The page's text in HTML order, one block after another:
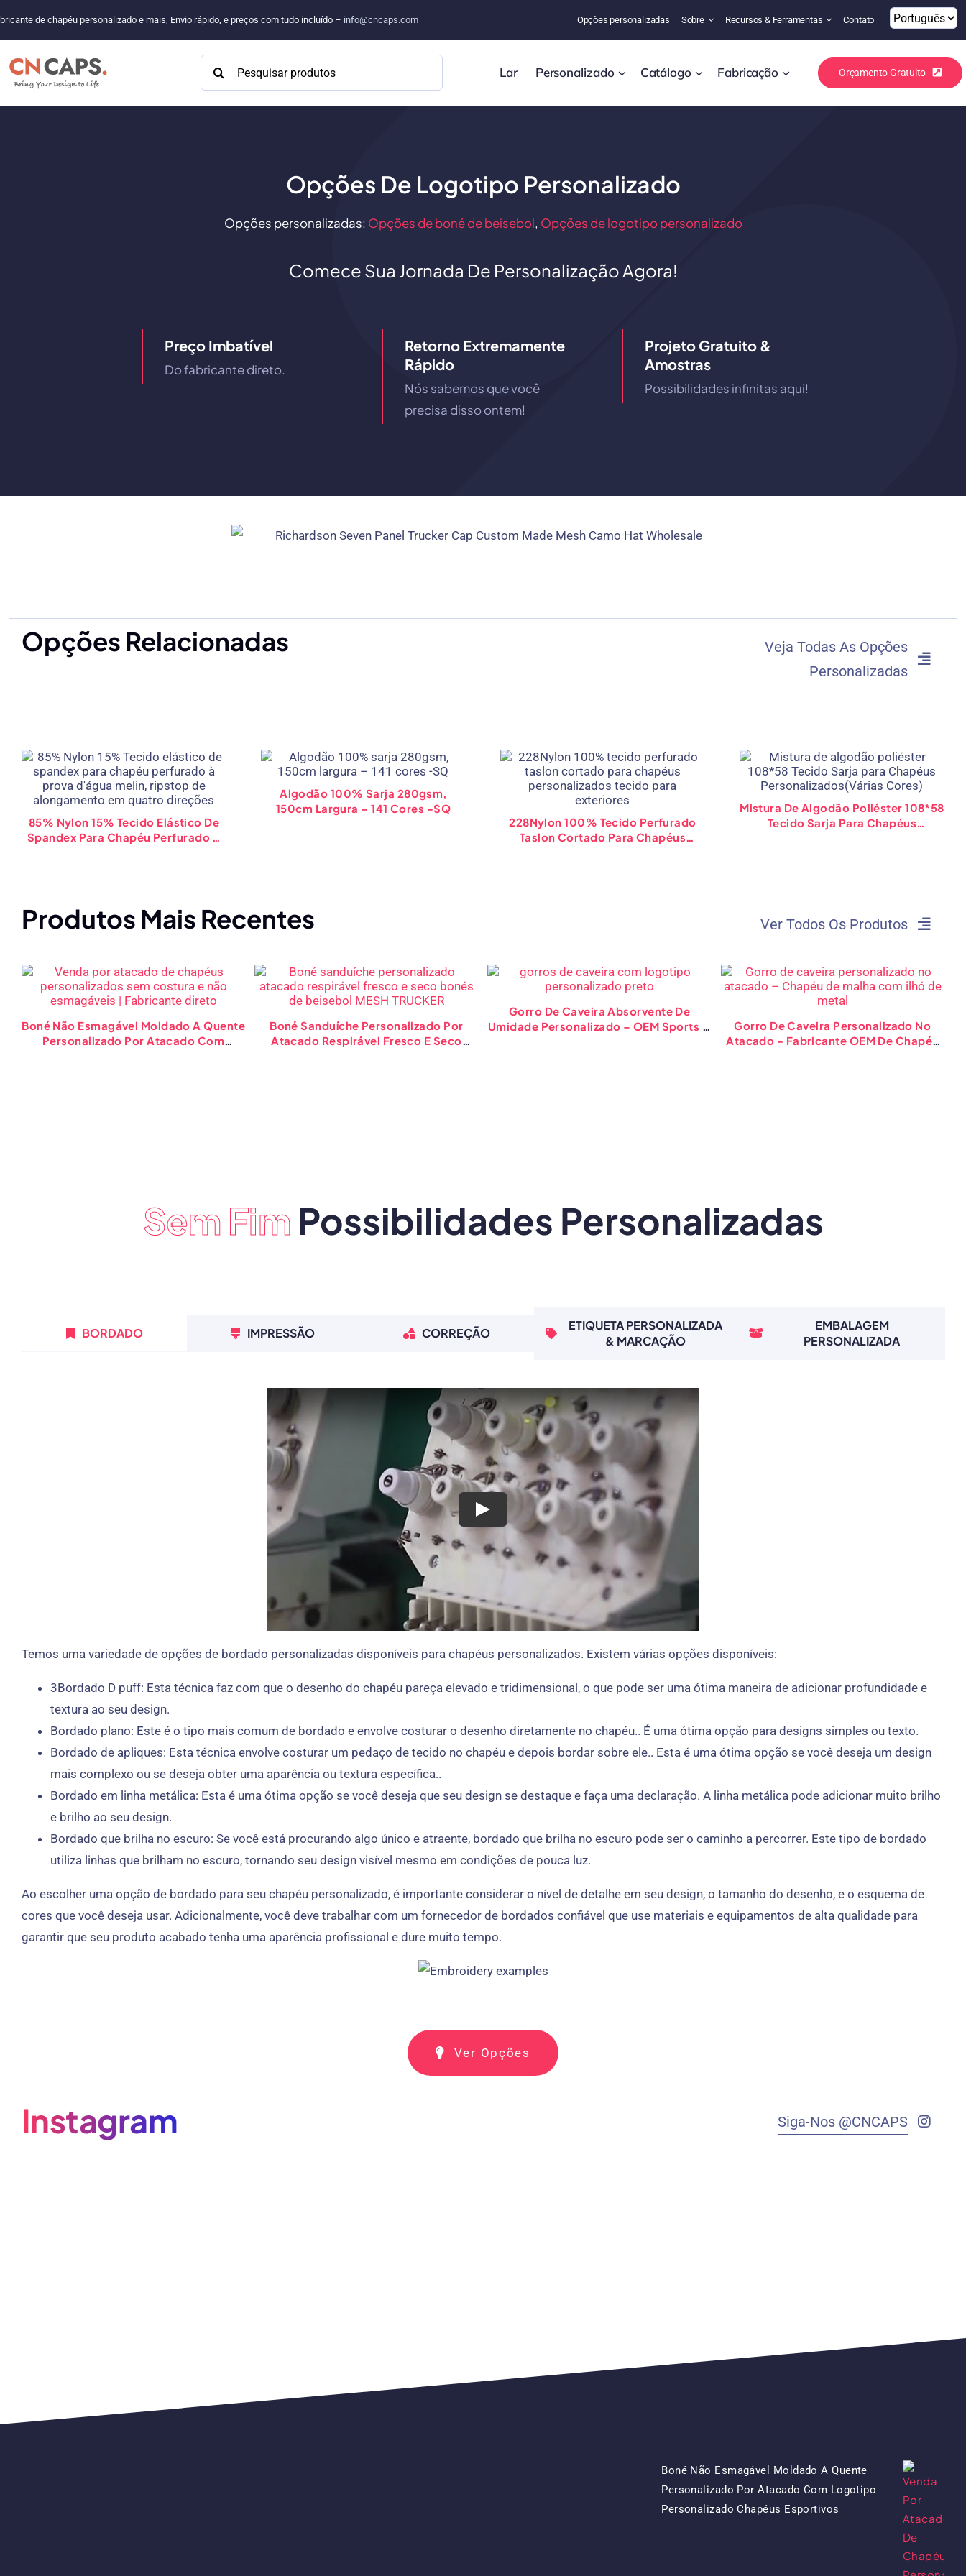
conteúdo
de chapéu personalizado e mais, Envio rápido, e preços com tudo incluído – info@cncaps.com Opções personalizadas Sobre Recursos & Ferramentas Contato
Procurar: Lar Personalizado Catálogo Fabricação Orçamento Gratuito
Opções De Logotipo Personalizado
Opções personalizadas: Opções de boné de beisebol, Opções de logotipo personalizado
Comece Sua Jornada De Personalização Agora!
Preço Imbatível
Do fabricante direto.
Retorno Extremamente
Rápido
Nós sabemos que você
precisa disso ontem!
Projeto Gratuito &
Amostras
Possibilidades infinitas aqui!
Opções Relacionadas
Veja Todas As Opções
Personalizadas
85% Nylon 15% Tecido Elástico De
Spandex Para Chapéu Perfurado À
Algodão 100% Sarja 280gsm,
150cm Largura – 141 Cores -SQ
228Nylon 100% Tecido Perfurado
Taslon Cortado Para Chapéus
Mistura De Algodão Poliéster 108*58
Tecido Sarja Para Chapéus
Produtos Mais Recentes Ver Todos Os Produtos
Boné Não Esmagável Moldado A Quente
Personalizado Por Atacado Com
Boné Sanduíche Personalizado Por
Atacado Respirável Fresco E Seco
Gorro De Caveira Absorvente De
Umidade Personalizado – OEM Sports &
Gorro De Caveira Personalizado No
Atacado - Fabricante OEM De Chapéu
Sem Fim Possibilidades Personalizadas
BORDADO IMPRESSÃO CORREÇÃO
ETIQUETA PERSONALIZADA
& MARCAÇÃO
EMBALAGEM
PERSONALIZADA
Temos uma variedade de opções de bordado personalizadas disponíveis para chapéus personalizados. Existem várias opções disponíveis:
3Bordado D puff: Esta técnica faz com que o desenho do chapéu pareça elevado e tridimensional, o que pode ser uma ótima maneira de adicionar profundidade e
textura ao seu design.
Bordado plano: Este é o tipo mais comum de bordado e envolve costurar o desenho diretamente no chapéu.. É uma ótima opção para designs simples ou texto.
Bordado de apliques: Esta técnica envolve costurar um pedaço de tecido no chapéu e depois bordar sobre ele.. Esta é uma ótima opção se você deseja um design
mais complexo ou se deseja obter uma aparência ou textura específica..
Bordado em linha metálica: Esta é uma ótima opção se você deseja que seu design se destaque e faça uma declaração. A linha metálica pode adicionar muito brilho
e brilho ao seu design.
Bordado que brilha no escuro: Se você está procurando algo único e atraente, bordado que brilha no escuro pode ser o caminho a percorrer. Este tipo de bordado
utiliza linhas que brilham no escuro, tornando seu design visível mesmo em condições de pouca luz.
Ao escolher uma opção de bordado para seu chapéu personalizado, é importante considerar o nível de detalhe em seu design, o tamanho do desenho, e o esquema de
cores que você deseja usar. Adicionalmente, você deve trabalhar com um fornecedor de bordados confiável que use materiais e equipamentos de alta qualidade para
garantir que seu produto acabado tenha uma aparência profissional e dure muito tempo.
Ver Opções
Instagram Siga-Nos @CNCAPS
Boné Não Esmagável Moldado A Quente
Personalizado Por Atacado Com Logotipo
Personalizado Chapéus Esportivos